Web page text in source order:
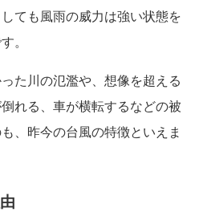
ても風雨の威力は強い状態を
。
た川の氾濫や、想像を超える
れる、車が横転するなどの被
、昨今の台風の特徴といえま